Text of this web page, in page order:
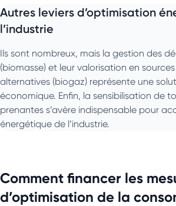
Autres leviers d’optimisation
l’industrie
Ils sont nombreux, mais la gestion des
(biomasse) et leur valorisation en sources
alternatives (biogaz) représente une
économique. Enfin, la sensibilisation de
prenantes s’avère indispensable pour
énergétique de l’industrie.
Comment financer les
d’optimisation de la